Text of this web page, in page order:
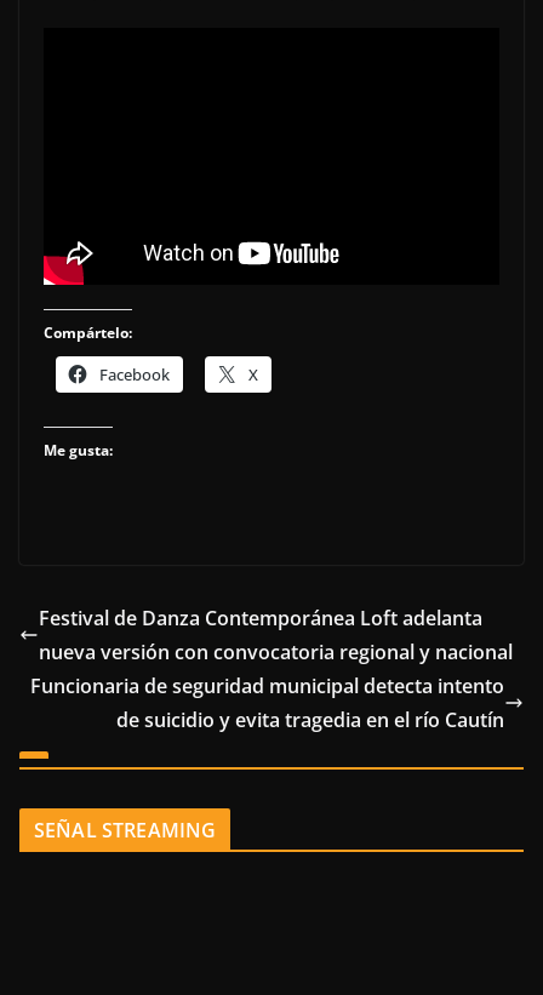
Compártelo:
Facebook X
Me gusta:
Festival de Danza Contemporánea Loft adelanta
nueva versión con convocatoria regional y nacional
Funcionaria de seguridad municipal detecta intento
de suicidio y evita tragedia en el río Cautín
SEÑAL STREAMING